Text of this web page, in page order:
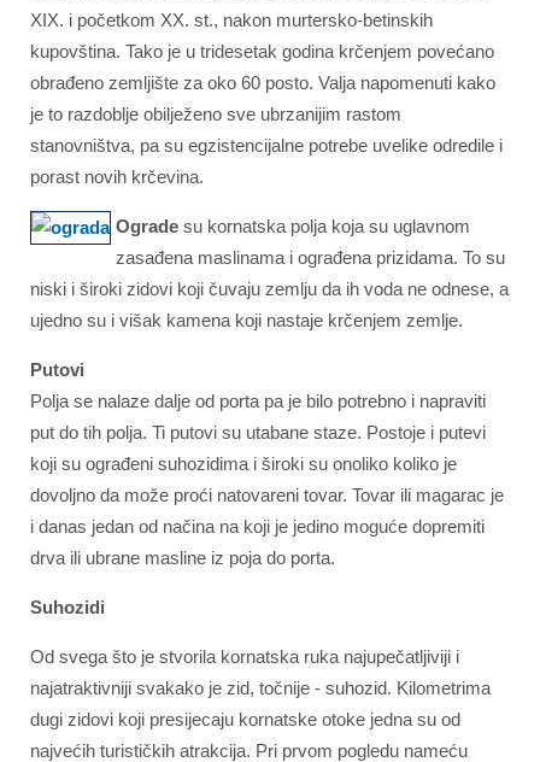
XIX. i početkom XX. st., nakon murtersko-betinskih
kupovština. Tako je u tridesetak godina krčenjem povećano
obrađeno zemljište za oko 60 posto. Valja napomenuti kako
je to razdoblje obilježeno sve ubrzanijim rastom
stanovništva, pa su egzistencijalne potrebe uvelike odredile i
porast novih krčevina.
Ograde su kornatska polja koja su uglavnom
zasađena maslinama i ograđena prizidama. To su
niski i široki zidovi koji čuvaju zemlju da ih voda ne odnese, a
ujedno su i višak kamena koji nastaje krčenjem zemlje.
Putovi
Polja se nalaze dalje od porta pa je bilo potrebno i napraviti
put do tih polja. Ti putovi su utabane staze. Postoje i putevi
koji su ograđeni suhozidima i široki su onoliko koliko je
dovoljno da može proći natovareni tovar. Tovar ili magarac je
i danas jedan od načina na koji je jedino moguće dopremiti
drva ili ubrane masline iz poja do porta.
Suhozidi
Od svega što je stvorila kornatska ruka najupečatljiviji i
najatraktivniji svakako je zid, točnije - suhozid. Kilometrima
dugi zidovi koji presijecaju kornatske otoke jedna su od
najvećih turističkih atrakcija. Pri prvom pogledu nameću